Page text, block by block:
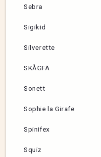
Sebra
Sigikid
Silverette
SKÅGFÄ
Sonett
Sophie la Girafe
Spinifex
Squiz